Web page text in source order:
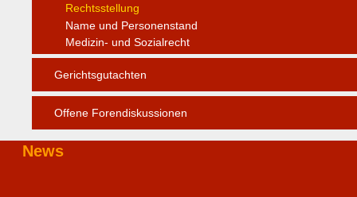
Rechtsstellung
Name und Personenstand
Medizin- und Sozialrecht
Gerichtsgutachten
Offene Forendiskussionen
News